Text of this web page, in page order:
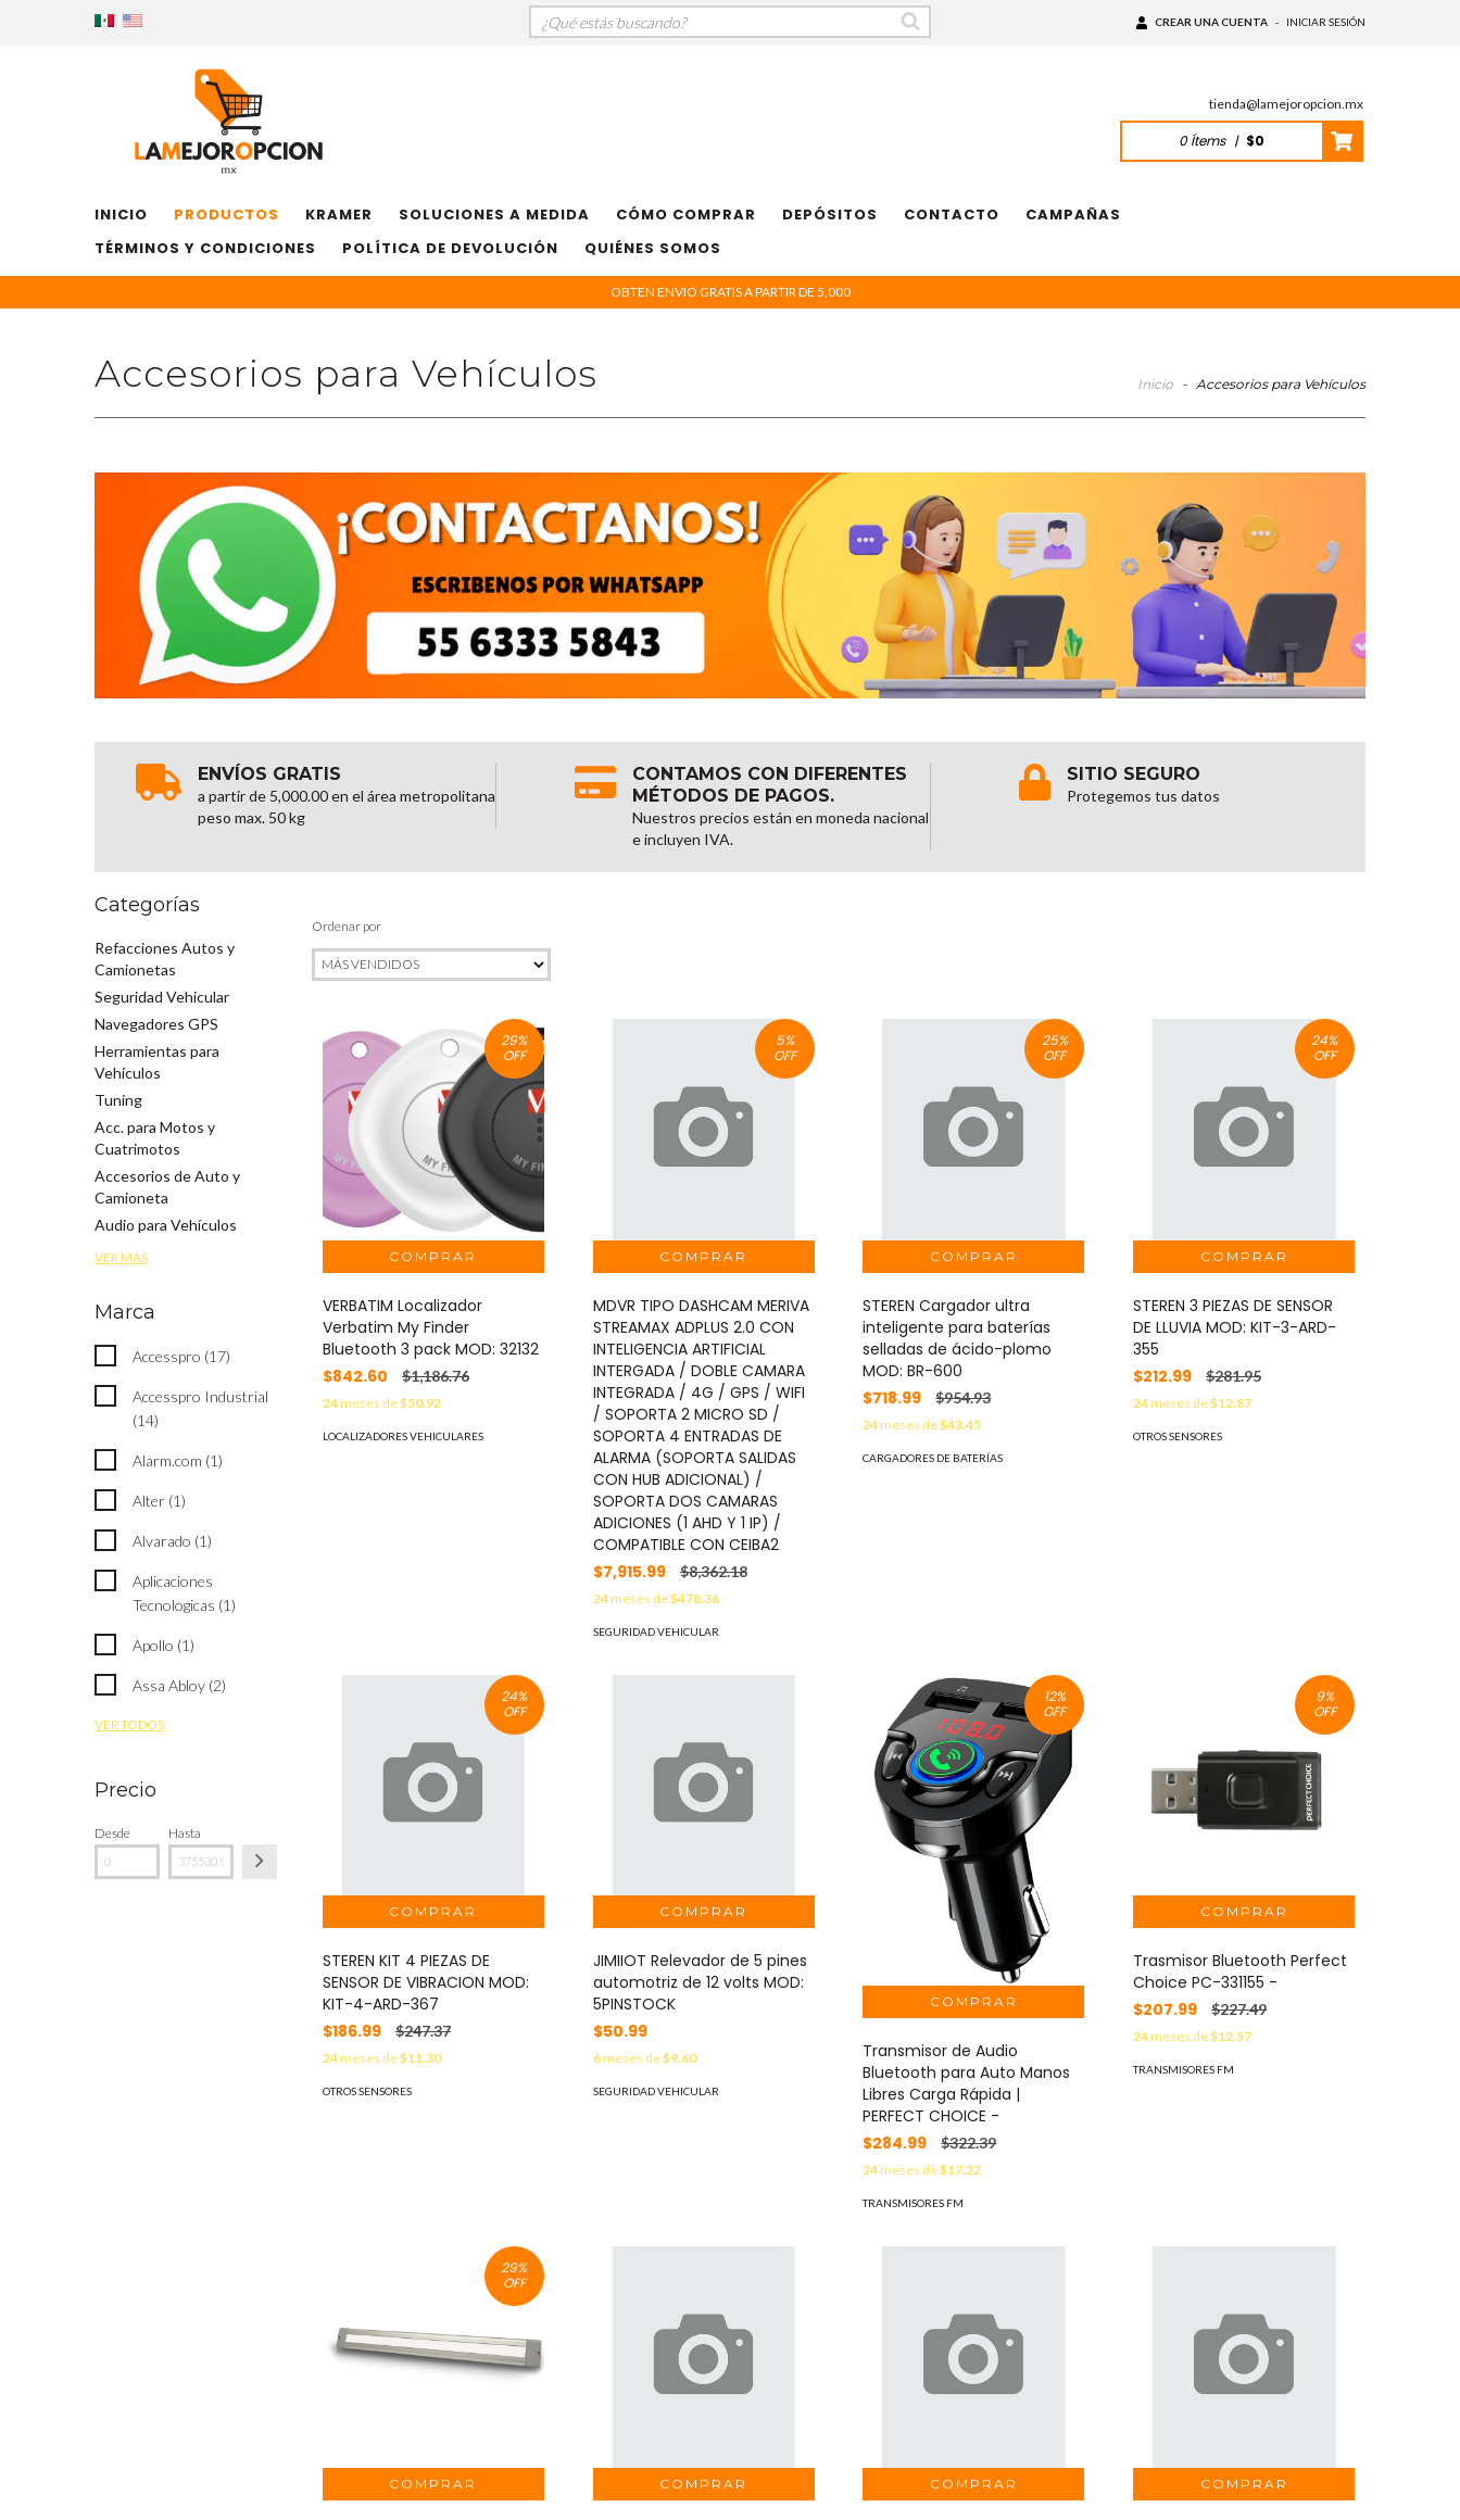
CREAR UNA CUENTA - INICIAR SESIÓN
tienda@lamejoropcion.mx
0Ítems | $0
INICIO PRODUCTOS KRAMER SOLUCIONES A MEDIDA CÓMO COMPRAR DEPÓSITOS CONTACTO
CAMPAÑAS
TÉRMINOS Y CONDICIONES
POLÍTICA DE DEVOLUCIÓN QUIÉNES SOMOS
OBTEN ENVIO GRATIS A PARTIR DE 5,000
Accesorios para Vehículos Inicio - Accesorios para Vehículos
ENVÍOS GRATIS
a partir de 5,000.00 en el área metropolitana
peso max. 50 kg
CONTAMOS CON DIFERENTES
MÉTODOS DE PAGOS.
Nuestros precios están en moneda nacional
e incluyen IVA.
SITIO SEGURO
Protegemos tus datos
Categorías
Refacciones Autos y
Camionetas
Seguridad Vehicular
Navegadores GPS
Herramientas para
Vehículos
Tuning
Acc. para Motos y
Cuatrimotos
Accesorios de Auto y
Camioneta
Audio para Vehículos
VER MÁS
Marca
Accesspro (17)
Accesspro Industrial
(14)
Alarm.com (1)
Alter (1)
Alvarado (1)
Aplicaciones
Tecnologicas (1)
Apollo (1)
Assa Abloy (2)
VER TODOS
Precio
Desde Hasta
Ordenar por
29%
OFF
VERBATIM Localizador
Verbatim My Finder
Bluetooth 3 pack MOD: 32132
$842.60
$1,186.76
24meses de$50.92
LOCALIZADORES VEHICULARES
5%
OFF
MDVR TIPO DASHCAM MERIVA
STREAMAX ADPLUS 2.0 CON
INTELIGENCIA ARTIFICIAL
INTERGADA / DOBLE CAMARA
INTEGRADA / 4G / GPS / WIFI
/ SOPORTA 2 MICRO SD /
SOPORTA 4 ENTRADAS DE
ALARMA (SOPORTA SALIDAS
CON HUB ADICIONAL) /
SOPORTA DOS CAMARAS
ADICIONES (1 AHD Y 1 IP) /
COMPATIBLE CON CEIBA2
$7,915.99
$8,362.18
24meses de$478.36
SEGURIDAD VEHICULAR
25%
OFF
STEREN Cargador ultra
inteligente para baterías
selladas de ácido-plomo
MOD: BR-600
$718.99
$954.93
24meses de$43.45
CARGADORES DE BATERÍAS
24%
OFF
STEREN 3 PIEZAS DE SENSOR
DE LLUVIA MOD: KIT-3-ARD-
355
$212.99
$281.95
24meses de$12.87
OTROS SENSORES
24%
OFF
STEREN KIT 4 PIEZAS DE
SENSOR DE VIBRACION MOD:
KIT-4-ARD-367
$186.99
$247.37
24meses de$11.30
OTROS SENSORES
JIMIIOT Relevador de 5 pines
automotriz de 12 volts MOD:
5PINSTOCK
$50.99
6meses de$9.60
SEGURIDAD VEHICULAR
12%
OFF
Transmisor de Audio
Bluetooth para Auto Manos
Libres Carga Rápida |
PERFECT CHOICE -
$284.99
$322.39
24meses de$17.22
TRANSMISORES FM
9%
OFF
Trasmisor Bluetooth Perfect
Choice PC-331155 -
$207.99
$227.49
24meses de$12.57
TRANSMISORES FM
29%
OFF